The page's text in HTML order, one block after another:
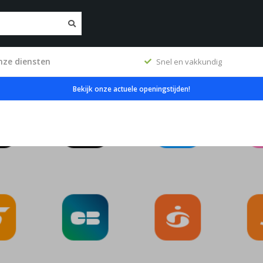
diensten Snel en vakkundig
Bekijk onze actuele openingstijden!